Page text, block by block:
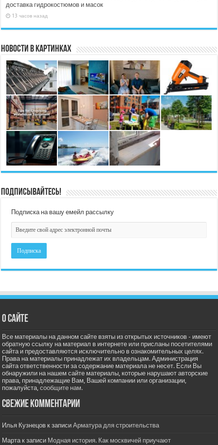
доставка гидрокостюмов и масок
13 часов назад
Новости в картинках
Подписывайтесь!
Подписка на вашу емейл рассылку
О сайте
Все материалы на данном сайте взяты из открытых источников - имеют
обратную ссылку на материал в интернете или присланы посетителями
сайта и предоставляются исключительно в ознакомительных целях.
Права на материалы принадлежат их владельцам. Администрация
сайта ответственности за содержание материала не несет. Если Вы
обнаружили на нашем сайте материалы, которые нарушают авторские
права, принадлежащие Вам, Вашей компании или организации,
пожалуйста,сообщите нам.
Свежие комментарии
Илья Кузнецов к записиАрматура для строительства
Мартак записи Модная история. Как москвичей приучают